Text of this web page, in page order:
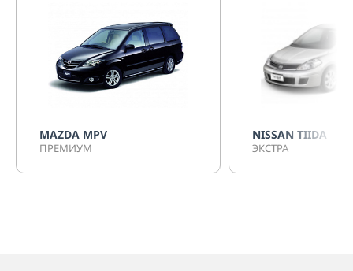
MAZDA MPV
ПРЕМИУМ
NISSAN TIIDA
ЭКСТРА